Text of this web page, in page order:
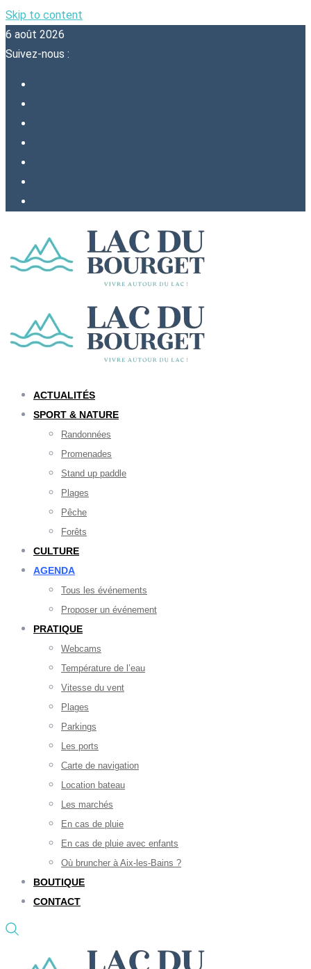
Skip to content
6 août 2026
Suivez-nous :
ACTUALITÉS
SPORT & NATURE
Randonnées
Promenades
Stand up paddle
Plages
Pêche
Forêts
CULTURE
AGENDA
Tous les événements
Proposer un événement
PRATIQUE
Webcams
Température de l’eau
Vitesse du vent
Plages
Parkings
Les ports
Carte de navigation
Location bateau
Les marchés
En cas de pluie
En cas de pluie avec enfants
Où bruncher à Aix-les-Bains ?
BOUTIQUE
CONTACT